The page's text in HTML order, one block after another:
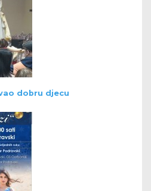
dobru djecu